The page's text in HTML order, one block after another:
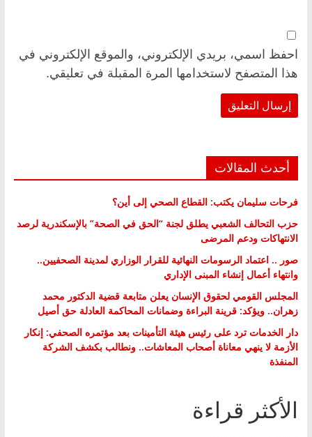
احفظ اسمي، بريدي الإلكتروني، والموقع الإلكتروني في
هذا المتصفح لاستخدامها المرة المقبلة في تعليقي.
أحدث المقالات
فرحات سليمان يكتب: القطاع الصحي إلى أين؟
حزب التحالف الشعبي يطلق لجنة “الحق في الصحة” بالإسكندرية لرصد
الانتهاكات ودعم المرضى
صور .. اعتماد الرسومات النهائية للقرار الوزاري لمدينة الصحفيين..
وانتهاء أعمال إنشاء المبنى الإداري
المجلس القومي لحقوق الإنسان يعلن متابعة قضية الدكتور محمد
زهران.. ويؤكد: قرينة البراءة وضمانات المحاكمة العادلة حق أصيل
دار الخدمات ترد على رئيس هيئة التأمينات بعد مؤتمره الصحفي: إنكار
الأزمة لا ينهي معاناة أصحاب المعاشات.. ونطالب بكشف الشركة
المنفذة
الأكثر قراءة